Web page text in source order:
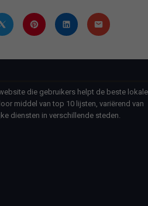
die gebruikers helpt de beste lokale
middel van top 10 lijsten, variërend van
diensten in verschillende steden.